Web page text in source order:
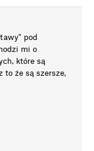
pod
mi o
które są
to że są szersze,